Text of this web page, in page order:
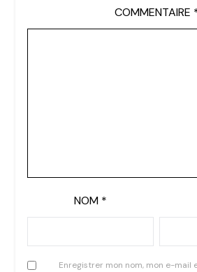
COMMENTAIRE
NOM *
Enregistrer mon nom, mon e-mail